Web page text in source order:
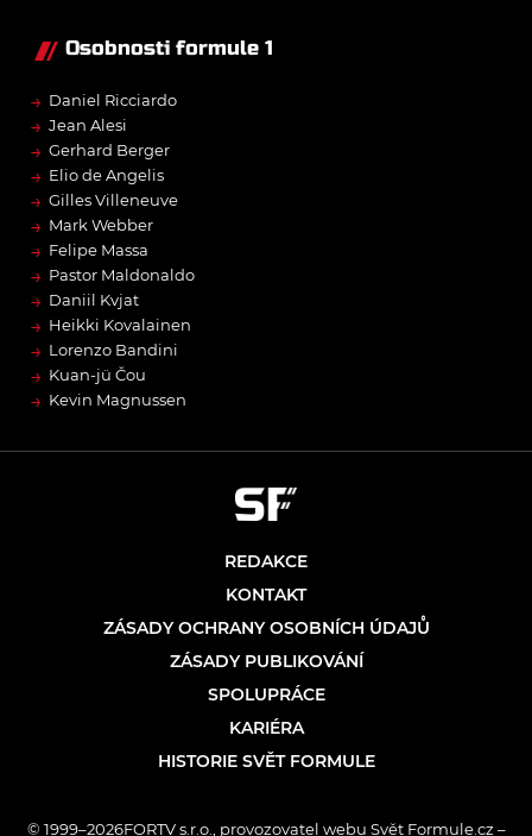
Osobnosti formule 1
→ Daniel Ricciardo
→ Jean Alesi
→ Gerhard Berger
→ Elio de Angelis
→ Gilles Villeneuve
→ Mark Webber
→ Felipe Massa
→ Pastor Maldonaldo
→ Daniil Kvjat
→ Heikki Kovalainen
→ Lorenzo Bandini
→ Kuan-jü Čou
→ Kevin Magnussen
REDAKCE
KONTAKT
ZÁSADY OCHRANY OSOBNÍCH ÚDAJŮ
ZÁSADY PUBLIKOVÁNÍ
SPOLUPRÁCE
KARIÉRA
HISTORIE SVĚT FORMULE
© 1999–2026FORTV s.r.o., provozovatel webu Svět Formule.cz –